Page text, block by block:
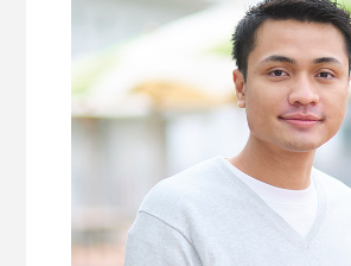
健康医療科学部
食健康科学部
交流文化学部
センパイのリアルライフ
学生支援
クラブ活動
キャリア支援・資格対策
留学支援
公式SNS
入学を
愛知淑徳大学公式サイト